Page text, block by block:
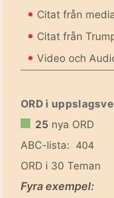
• Citat från
• Citat från
• Video och
ORD i
25 nya ORD
ABC-lista: 404
ORD i 30 Teman
Fyra exempel: